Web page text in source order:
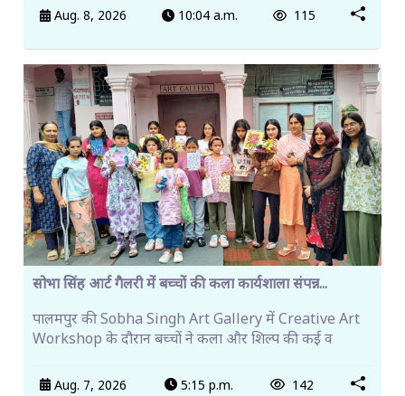
Aug. 8, 2026 10:04 a.m. 115
सोभा सिंह आर्ट गैलरी में बच्चों की कला कार्यशाला संपन्न...
पालमपुर की Sobha Singh Art Gallery में Creative Art
Workshop के दौरान बच्चों ने कला और शिल्प की कई व
Aug. 7, 2026 5:15 p.m. 142